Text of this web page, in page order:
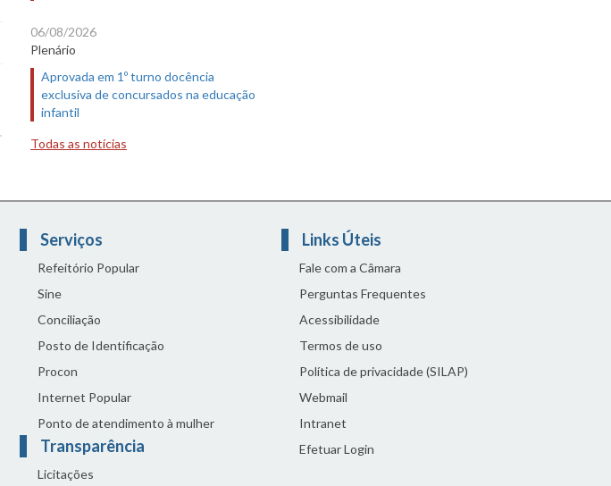
06/08/2026
Plenário
Aprovada em 1º turno docência
exclusiva de concursados na educação
infantil
Todas as notícias
Serviços
Refeitório Popular
Sine
Conciliação
Posto de Identificação
Procon
Internet Popular
Ponto de atendimento à mulher
Transparência
Licitações
Links Úteis
Fale com a Câmara
Perguntas Frequentes
Acessibilidade
Termos de uso
Política de privacidade (SILAP)
Webmail
Intranet
Efetuar Login